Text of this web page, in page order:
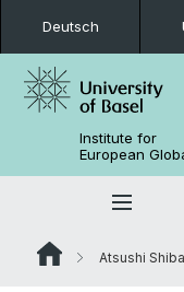
Deutsch
Institute for
European
Atsushi